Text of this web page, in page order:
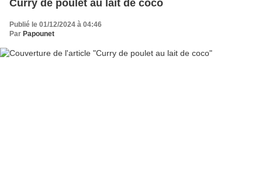
Curry de poulet au lait de coco
Publié le 01/12/2024 à 04:46
Par Papounet